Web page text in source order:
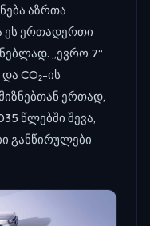
აზრთა
ეს ერთადერთი
„ევრო 7“
CO₂-ის
ერთად,
წლებში შევა,
განწირულები